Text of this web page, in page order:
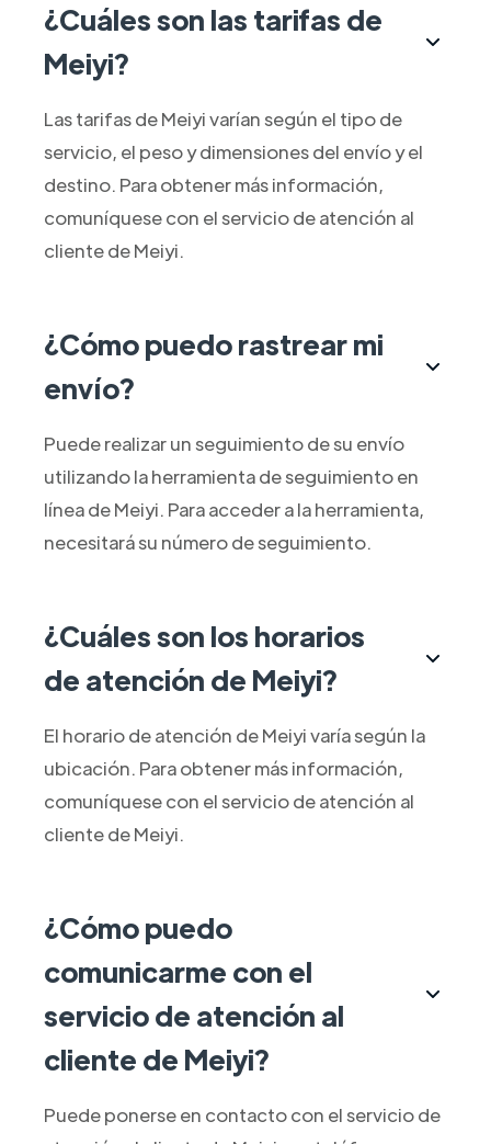
¿Cuáles son las tarifas de
Meiyi?
Las tarifas de Meiyi varían según el tipo de
servicio, el peso y dimensiones del envío y el
destino. Para obtener más información,
comuníquese con el servicio de atención al
cliente de Meiyi.
¿Cómo puedo rastrear mi
envío?
Puede realizar un seguimiento de su envío
utilizando la herramienta de seguimiento en
línea de Meiyi. Para acceder a la herramienta,
necesitará su número de seguimiento.
¿Cuáles son los horarios
de atención de Meiyi?
El horario de atención de Meiyi varía según la
ubicación. Para obtener más información,
comuníquese con el servicio de atención al
cliente de Meiyi.
¿Cómo puedo
comunicarme con el
servicio de atención al
cliente de Meiyi?
Puede ponerse en contacto con el servicio de